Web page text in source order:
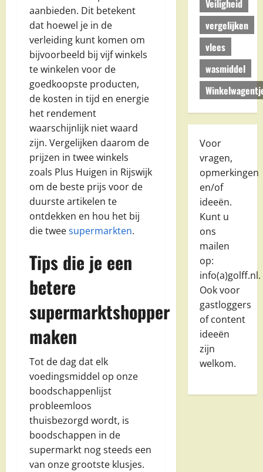
aanbieden. Dit betekent
dat hoewel je in de
verleiding kunt komen om
bijvoorbeeld bij vijf winkels
te winkelen voor de
goedkoopste producten,
de kosten in tijd en energie
het rendement
waarschijnlijk niet waard
zijn. Vergelijken daarom de
prijzen in twee winkels
zoals Plus Huigen in Rijswijk
om de beste prijs voor de
duurste artikelen te
ontdekken en hou het bij
die tweesupermarkten.
Tips die je een
betere
supermarktshopper
maken
Tot de dag dat elk
voedingsmiddel op onze
boodschappenlijst
probleemloos
thuisbezorgd wordt, is
boodschappen in de
supermarkt nog steeds een
van onze grootste klusjes.
Veiligheid
vergelijken
vlees
wasmiddel
Voor
vragen,
opmerkingen
en/of
ideeën.
Kunt u
ons
mailen
op:
info(a)golff.nl.
Ook voor
gastloggers
of content
ideeën
zijn
welkom.